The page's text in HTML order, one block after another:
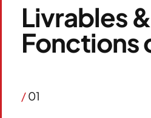
Livrables &
Fonctions
/01